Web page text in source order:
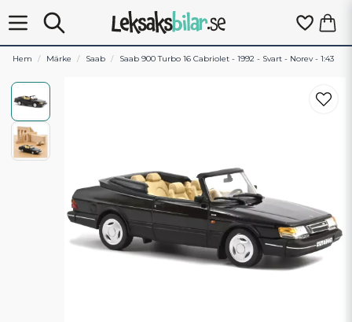
Hem Märke Saab Saab 900 Turbo 16 Cabriolet - 1992 - Svart - Norev - 1:43